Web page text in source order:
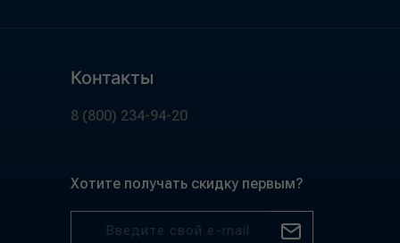
Контакты
8 (800) 234-94-20
Хотите получать скидку первым?